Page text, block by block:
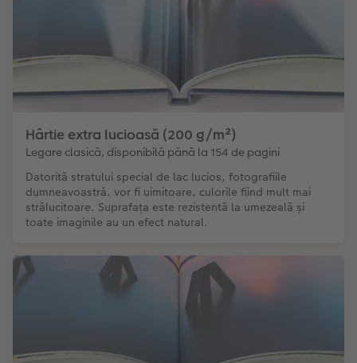
Hârtie extra lucioasă (200 g/m²)
Legare clasică, disponibilă până la 154 de pagini
Datorită stratului special de lac lucios, fotografiile
dumneavoastră. vor fi uimitoare, culorile fiind mult mai
strălucitoare. Suprafața este rezistentă la umezeală și
toate imaginile au un efect natural.